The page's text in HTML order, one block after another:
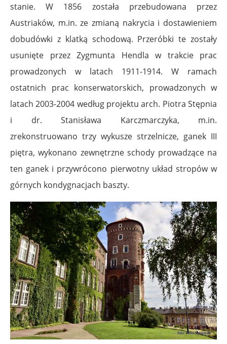
stanie. W 1856 została przebudowana przez
Austriaków, m.in. ze zmianą nakrycia i dostawieniem
dobudówki z klatką schodową. Przeróbki te zostały
usunięte przez Zygmunta Hendla w trakcie prac
prowadzonych w latach 1911-1914. W ramach
ostatnich prac konserwatorskich, prowadzonych w
latach 2003-2004 według projektu arch. Piotra Stępnia
i dr. Stanisława Karczmarczyka, m.in.
zrekonstruowano trzy wykusze strzelnicze, ganek III
piętra, wykonano zewnętrzne schody prowadzące na
ten ganek i przywrócono pierwotny układ stropów w
górnych kondygnacjach baszty.